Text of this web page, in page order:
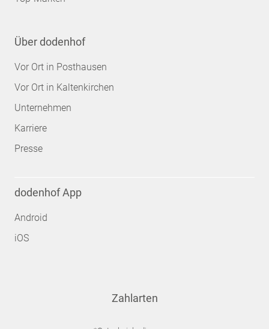
Über dodenhof
Vor Ort in Posthausen
Vor Ort in Kaltenkirchen
Unternehmen
Karriere
Presse
dodenhof App
Android
iOS
Zahlarten